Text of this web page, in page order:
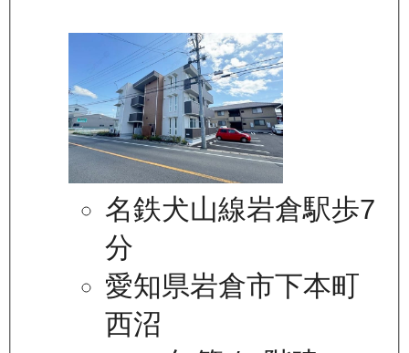
名鉄犬山線岩倉駅歩7
分
愛知県岩倉市下本町
西沼